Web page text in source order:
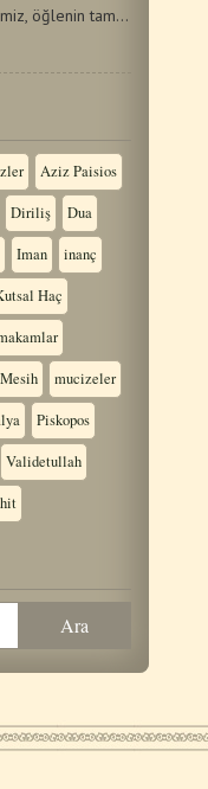
MESİH SUSUZ Rabbimiz, öğlenin tam ortasında, yorgun argın,…
Aziz Paisios
Diriliş Dua
Iman inanç
Haç
Mesih mucizeler
Piskopos
Validetullah